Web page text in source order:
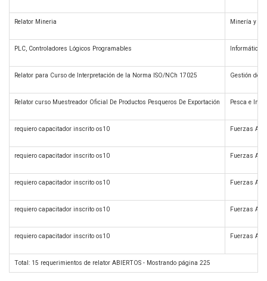
Relator Mineria Minería y
PLC, Controladores Lógicos Programables Informática
Relator para Curso de Interpretación de la Norma ISO/NCh 17025 Gestión de
Relator curso Muestreador Oficial De Productos Pesqueros De Exportación Pesca e
requiero capacitador inscrito os10 Fuerzas
requiero capacitador inscrito os10 Fuerzas
requiero capacitador inscrito os10 Fuerzas
requiero capacitador inscrito os10 Fuerzas
requiero capacitador inscrito os10 Fuerzas
Total: 15 requerimientos de relator ABIERTOS - Mostrando página 225